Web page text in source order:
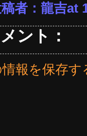
者：龍吉at
ント：
情報を保存す